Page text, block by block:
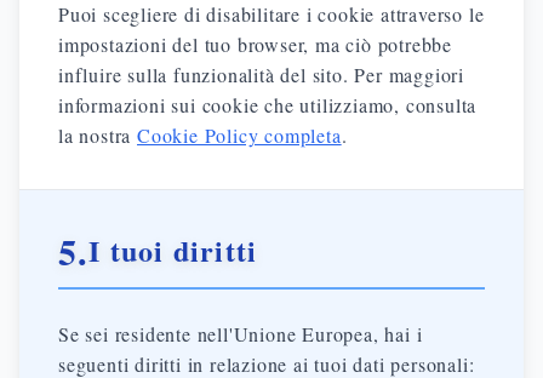
Puoi scegliere di disabilitare i cookie attraverso le
impostazioni del tuo browser, ma ciò potrebbe
influire sulla funzionalità del sito. Per maggiori
informazioni sui cookie che utilizziamo, consulta
la nostra Cookie Policy completa.
5.I tuoi diritti
Se sei residente nell'Unione Europea, hai i
seguenti diritti in relazione ai tuoi dati personali: